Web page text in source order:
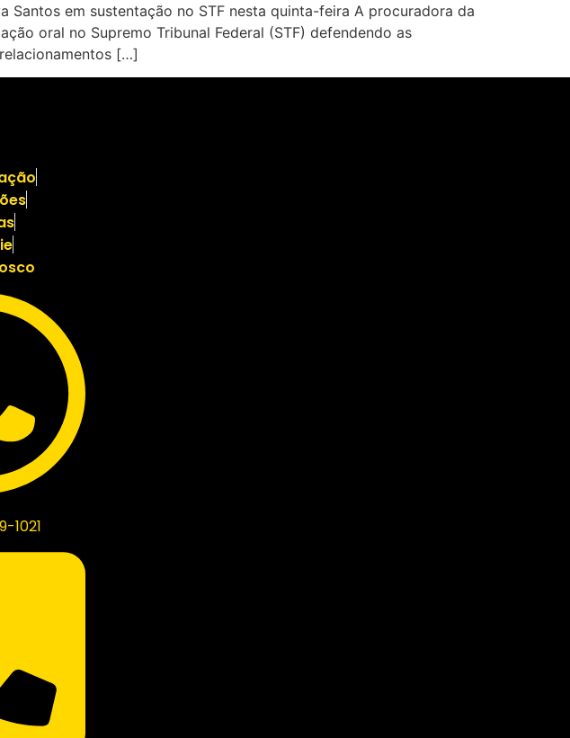
em sustentação no STF nesta quinta-feira A procuradora da
oral no Supremo Tribunal Federal (STF) defendendo as
[…]
1021